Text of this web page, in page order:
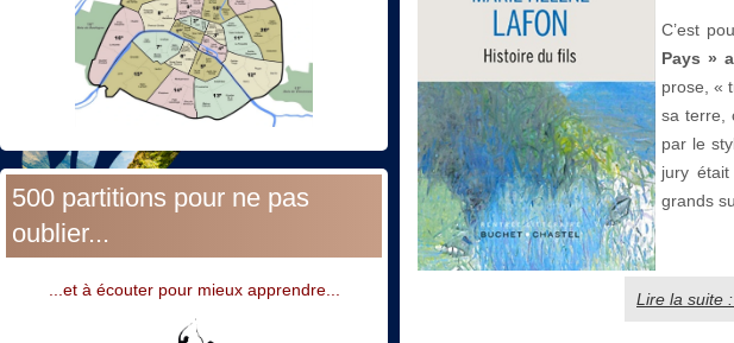
500 partitions pour ne pas
oublier...
...et à écouter pour mieux apprendre...
C’est
Pays »
prose, «
sa terre,
par le
jury
grands
Lire la suite